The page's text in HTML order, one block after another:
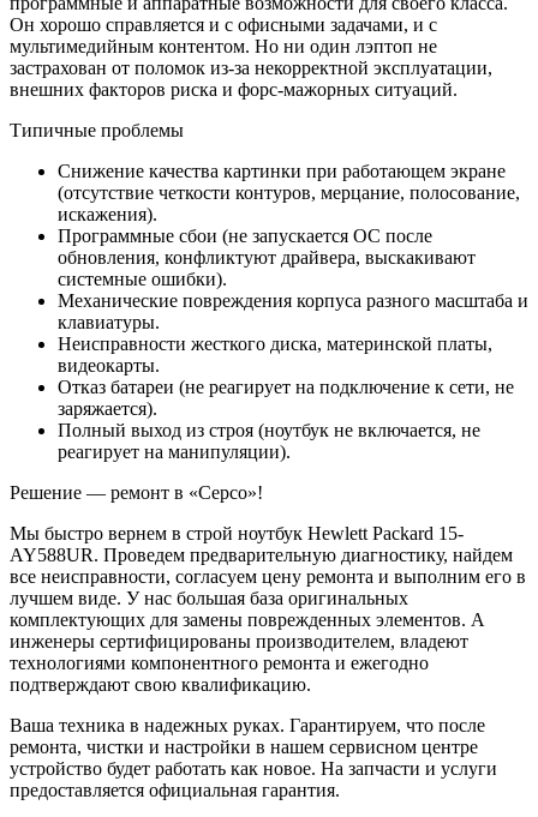
Он хорошо справляется и с офисными задачами, и с
мультимедийным контентом. Но ни один лэптоп не
застрахован от поломок из-за некорректной эксплуатации,
внешних факторов риска и форс-мажорных ситуаций.
Типичные проблемы
Снижение качества картинки при работающем экране
(отсутствие четкости контуров, мерцание, полосование,
искажения).
Программные сбои (не запускается ОС после
обновления, конфликтуют драйвера, выскакивают
системные ошибки).
Механические повреждения корпуса разного масштаба и
клавиатуры.
Неисправности жесткого диска, материнской платы,
видеокарты.
Отказ батареи (не реагирует на подключение к сети, не
заряжается).
Полный выход из строя (ноутбук не включается, не
реагирует на манипуляции).
Решение — ремонт в «Серсо»!
Мы быстро вернем в строй ноутбук Hewlett Packard 15-
AY588UR. Проведем предварительную диагностику, найдем
все неисправности, согласуем цену ремонта и выполним его в
лучшем виде. У нас большая база оригинальных
комплектующих для замены поврежденных элементов. А
инженеры сертифицированы производителем, владеют
технологиями компонентного ремонта и ежегодно
подтверждают свою квалификацию.
Ваша техника в надежных руках. Гарантируем, что после
ремонта, чистки и настройки в нашем сервисном центре
устройство будет работать как новое. На запчасти и услуги
предоставляется официальная гарантия.